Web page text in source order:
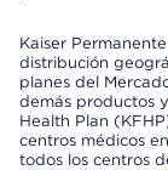
Kaiser
distribución
planes del
demás productos
Health Plan
centros médicos
todos los centros